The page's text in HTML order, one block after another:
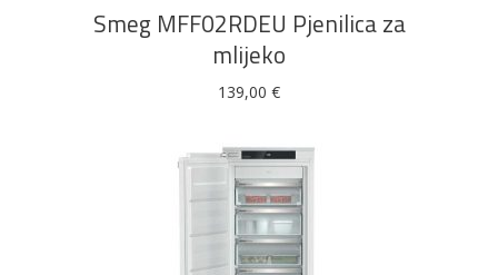
Smeg MFF02RDEU Pjenilica za
mlijeko
139,00 €